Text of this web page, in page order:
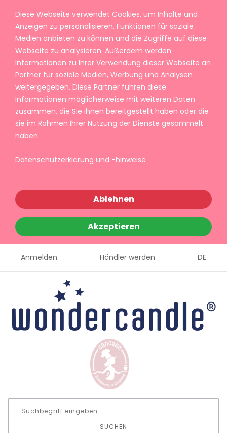
Diese Webseite verwendet Cookies, um Inhalte und
Anzeigen zu personalisieren, Funktionen für soziale
Medien anbieten zu können und die Zugriffe auf diese
Webseite zu analysieren. Außerdem werden
Informationen zu Ihrer Verwendung dieser Webseite an
Partner für soziale Medien, Werbung und Analysen
weitergegeben. Diese Partner führen diese
Informationen möglicherweise mit weiteren Daten
zusammen, die Sie ihnen bereitgestellt haben oder die
sie im Rahmen Ihrer Nutzung der Dienste gesammelt
haben.
Datenschutzerklärung und -hinweise
Ablehnen
Akzeptieren
Anmelden Händler werden DE
SUCHEN